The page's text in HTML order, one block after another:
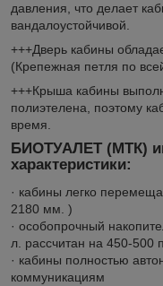
давления, что делает
вандалоустойчивой.
+++Дверь кабины
(Крепежная петля по
+++Крыша кабины
полиэтелена, поэтому
время.
БИОТУАЛЕТ (МТК)
характеристики:
· кабины легко
2180 мм. )
· особопрочный
л. рассчитан на 450-500
· кабины полностью
коммуникациям